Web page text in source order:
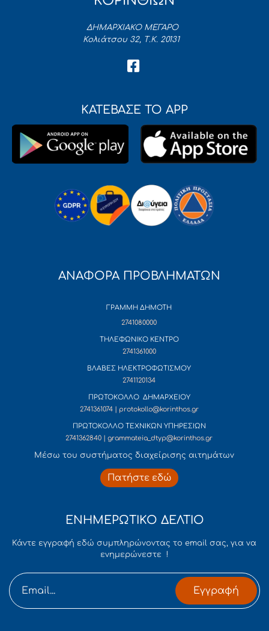
ΔΗΜΑΡΧΙΑΚΟ ΜΕΓΑΡΟ
Κολιάτσου 32, Τ.Κ. 20131
ΚΑΤΕΒΑΣΕ ΤΟ APP
ΑΝΑΦΟΡΑ ΠΡΟΒΛΗΜΑΤΩΝ
ΓΡΑΜΜΗ ΔΗΜΟΤΗ
2741080000
ΤΗΛΕΦΩΝΙΚΟ ΚΕΝΤΡΟ
2741361000
ΒΛΑΒΕΣ ΗΛΕΚΤΡΟΦΩΤΙΣΜΟΥ
2741120134
ΠΡΩΤΟΚΟΛΛΟ ΔΗΜΑΡΧΕΙΟΥ
2741361074 | protokollo@korinthos.gr
ΠΡΩΤΟΚΟΛΛΟ ΤΕΧΝΙΚΩΝ ΥΠΗΡΕΣΙΩΝ
2741362840 | grammateia_dtyp@korinthos.gr
Mέσω του συστήματος διαχείρισης αιτημάτων
Πατήστε εδώ
ΕΝΗΜΕΡΩΤΙΚΟ ΔΕΛΤΙΟ
Κάντε εγγραφή εδώ συμπληρώνοντας το email σας, για να
ενημερώνεστε !
Εγγραφή